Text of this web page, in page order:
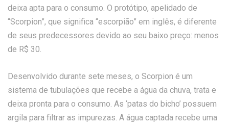
deixa apta para o consumo. O protótipo, apelidado de
“Scorpion”, que significa “escorpião” em inglês, é diferente
de seus predecessores devido ao seu baixo preço: menos
de R$ 30.
Desenvolvido durante sete meses, o Scorpion é um
sistema de tubulações que recebe a água da chuva, trata e
deixa pronta para o consumo. As ‘patas do bicho’ possuem
argila para filtrar as impurezas. A água captada recebe uma